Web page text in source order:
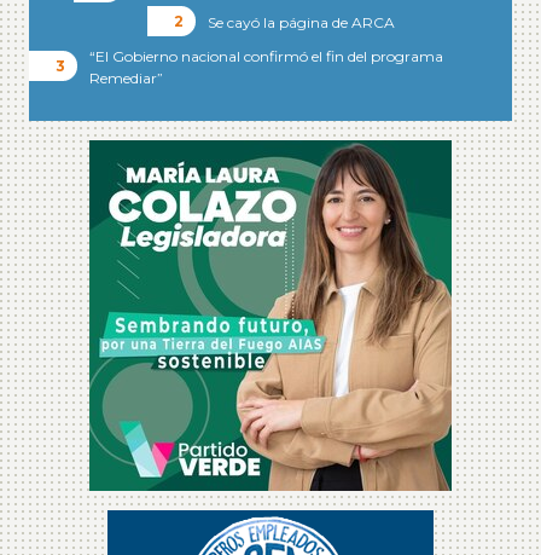
Se cayó la página de ARCA
“El Gobierno nacional confirmó el fin del programa
Remediar”